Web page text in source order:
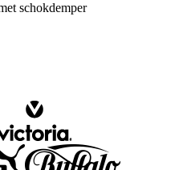
schokdemper